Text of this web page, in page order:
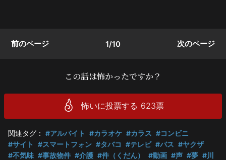
前のページ 次のページ
1/10
この話は怖かったですか？
怖いに投票する 623票
関連タグ： #アルバイト #カラオケ #カラス #コンビニ
#サイト
#スマートフォン #タバコ #テレビ #バス #ヤクザ
#不気味 #事故物件 #介護 #件（くだん） #動画 #声 #夢 #川